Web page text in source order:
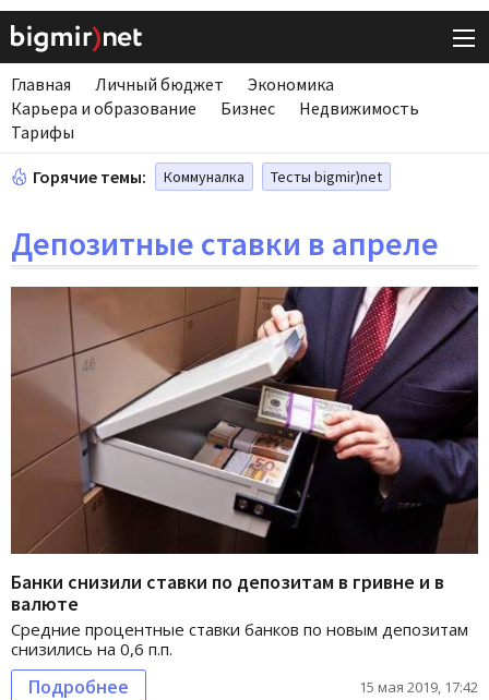
Главная Личный бюджет
Экономика
Карьера и образование
Бизнес
Недвижимость
Тарифы
Горячие темы: Коммуналка Тесты bigmir)net
Депозитные ставки в апреле
Банки снизили ставки по депозитам в гривне и в
валюте
Средние процентные ставки банков по новым депозитам
снизились на 0,6 п.п.
Подробнее 15 мая 2019, 17:42